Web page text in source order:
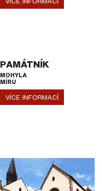
PAMÁTNÍK
MOHYLA
MÍRU
VÍCE INFORMACÍ